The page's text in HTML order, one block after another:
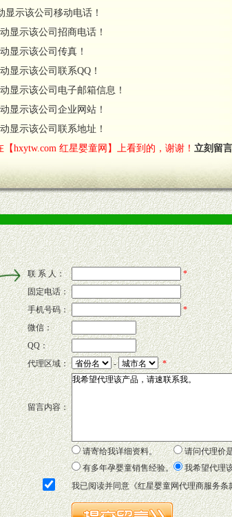
我们将及时回复您的疑问。
以及时受理记录并合理妥善解决。
时收编销售效果显着的案例，与您共商启动市场。
道，医药渠道并为之提供配送服务。
化。
礼品全面配赠，免费提供软硬性平面广告、电台广
统一底价供货、严格保证区域市场独占，杜绝串货
单，税务发票，产品质量报告检测单，产品批号；
专柜、社区、HS、名人营销等各种模式市场实战操
培训等企业售后服务。
场操作全程无忧。
示该公司移动电话！
显示该公司招商电话！
显示该公司传真！
显示该公司联系QQ！
显示该公司电子邮箱信息！
显示该公司企业网站！
显示该公司联系地址！
hxytw.com 红星婴童网】上看到的，谢谢！ 立刻留言
联 系 人：
*
固定电话：
手机号码：
*
微信：
QQ：
代理区域：
- *
留言内容：
请寄给我详细资料。
请问代理价
有多年孕婴童销售经验。
我希望代理
我已阅读并同意《红星婴童网代理商服务条